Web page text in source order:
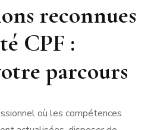
reconnues
CPF :
parcours
où les compétences